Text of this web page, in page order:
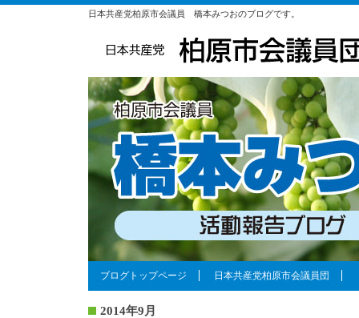
日本共産党柏原市会議員 橋本みつおのブログです。
ブログトップページ 日本共産党柏原市会議員団
2014年9月